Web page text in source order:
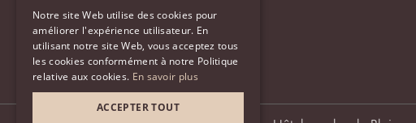
Tel :+ 33 (0) 2 54 81 42 42
contact@laclefdeschateaux.fr
Notre site Web utilise des cookies pour
améliorer l'expérience utilisateur. En
utilisant notre site Web, vous acceptez tous
les cookies conformément à notre Politique
relative aux cookies. En savoir plus
ACCEPTER TOUT